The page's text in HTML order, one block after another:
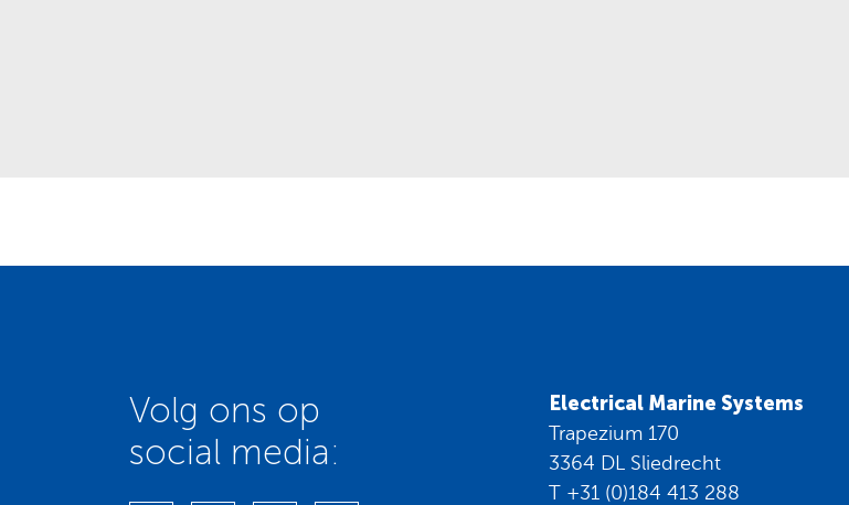
Volg ons op
social media:
Electrical Marine Systems
Trapezium 170
3364 DL Sliedrecht
T +31 (0)184 413 288